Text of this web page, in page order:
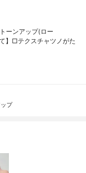
ーンアップ(ロー
】□テクスチャツノがた
プ